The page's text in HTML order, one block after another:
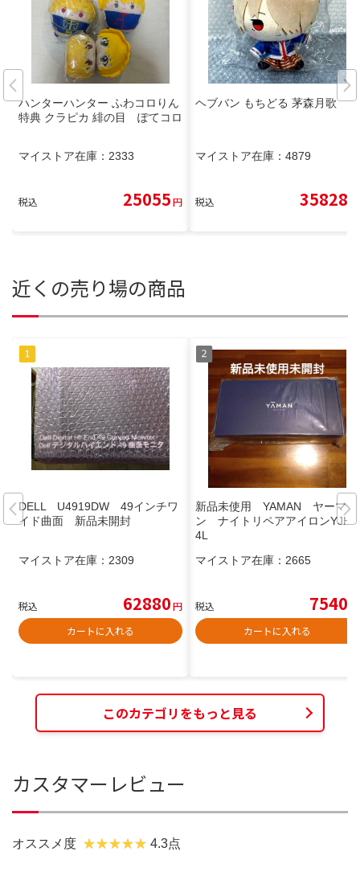
ハンターハンター ふわコロりん
特典 クラピカ 緋の目 ぽてコロ
マイストア在庫： 2333
税込 25055円
ヘブバン もちどる 茅森月歌
マイストア在庫： 4879
税込 35828
近くの売り場の商品
DELL U4919DW 49インチワ
イド曲面 新品未開封
マイストア在庫： 2309
税込 62880円
カートに入れる
新品未使用 YAMAN ヤーマ
ン ナイトリペアアイロンYJHB
4L
マイストア在庫： 2665
税込 7540
カートに入れる
このカテゴリをもっと見る
カスタマーレビュー
オススメ度 4.3点